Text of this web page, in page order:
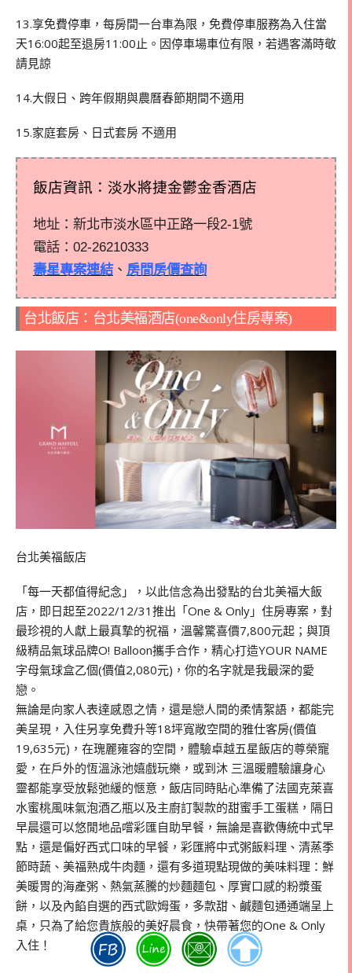
13.享免費停車，每房間一台車為限，免費停車服務為入住當
天16:00起至退房11:00止。因停車場車位有限，若遇客滿時敬
請見諒
14.大假日、跨年假期與農曆春節期間不適用
15.家庭套房、日式套房 不適用
飯店資訊：淡水將捷金鬱金香酒店
地址：新北市淡水區中正路一段2-1號
電話： 02-26210333
壽星專案連結、 房間房價查詢
台北飯店：台北美福酒店(one&only住房專案)
台北美福飯店
「每一天都值得紀念」，以此信念為出發點的台北美福大飯
店，即日起至2022/12/31推出「One & Only」住房專案，對
最珍視的人獻上最真摯的祝福，溫馨驚喜價7,800元起；與頂
級精品氣球品牌O! Balloon攜手合作，精心打造YOUR NAME
字母氣球盒乙個(價值2,080元)，你的名字就是我最深的愛
戀。
無論是向家人表達感恩之情，還是戀人間的柔情絮語，都能完
美呈現，入住另享免費升等18坪寬敞空間的雅仕客房(價值
19,635元)，在瑰麗雍容的空間，體驗卓越五星飯店的尊榮寵
愛，在戶外的恆溫泳池嬉戲玩樂，或到沐 三溫暖體驗讓身心
靈都能享受放鬆弛緩的愜意，飯店同時貼心準備了法國克萊喜
水蜜桃風味氣泡酒乙瓶以及主廚訂製款的甜蜜手工蛋糕，隔日
早晨還可以悠閒地品嚐彩匯自助早餐，無論是喜歡傳統中式早
點，還是偏好西式口味的早餐，彩匯將中式粥飯料理、清蒸季
節時蔬、美福熟成牛肉麵，還有多道現點現做的美味料理：鮮
美暖胃的海產粥、熱氣蒸騰的炒麵麵包、厚實口感的粉漿蛋
餅，以及內餡自選的西式歐姆蛋，多款甜、鹹麵包通通端呈上
桌，只為了給您貴族般的美好晨食，快帶著您的One & Only
入住！